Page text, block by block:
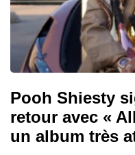
Pooh Shiesty
retour avec «
un album très